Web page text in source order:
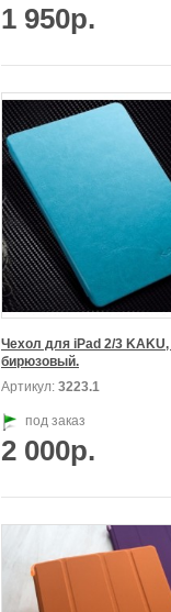
1 950р.
Чехол для iPad 2/3 KAKU,
бирюзовый.
Артикул: 3223.1
под заказ
2 000р.